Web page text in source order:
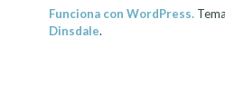
Funciona con WordPress.
Dinsdale.